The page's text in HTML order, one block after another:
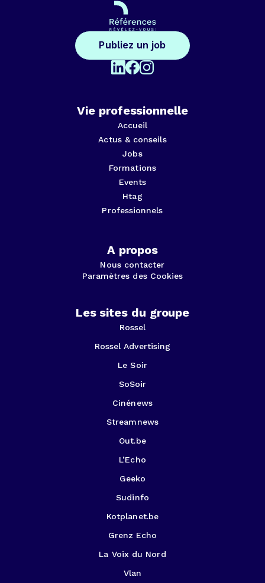
Publiez un job
Vie professionnelle
Accueil
Actus & conseils
Jobs
Formations
Events
Htag
Professionnels
A propos
Nous contacter
Paramètres des Cookies
Les sites du groupe
Rossel
Rossel Advertising
Le Soir
SoSoir
Cinénews
Streamnews
Out.be
L’Echo
Geeko
Sudinfo
Kotplanet.be
Grenz Echo
La Voix du Nord
Vlan